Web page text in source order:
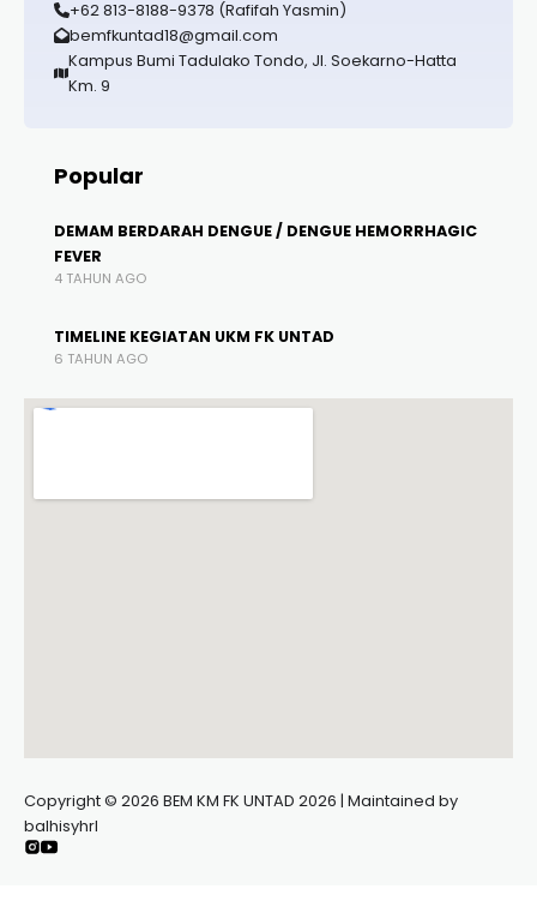
+62 813-8188-9378 (Rafifah Yasmin)
bemfkuntad18@gmail.com
Kampus Bumi Tadulako Tondo, Jl. Soekarno-Hatta
Km. 9
Popular
DEMAM BERDARAH DENGUE / DENGUE HEMORRHAGIC
FEVER
4 TAHUN AGO
TIMELINE KEGIATAN UKM FK UNTAD
6 TAHUN AGO
Copyright © 2026 BEM KM FK UNTAD 2026 | Maintained by
balhisyhrl